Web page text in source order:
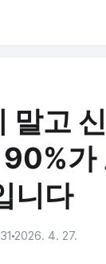
말고
가
니다
2026. 4. 27.